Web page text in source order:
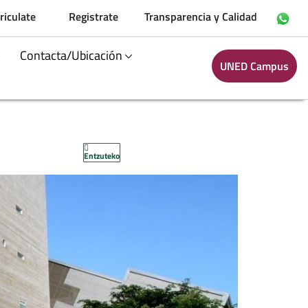
Registrate Transparencia y Calidad
Contacta/Ubicación
UNED Campus
Entzuteko